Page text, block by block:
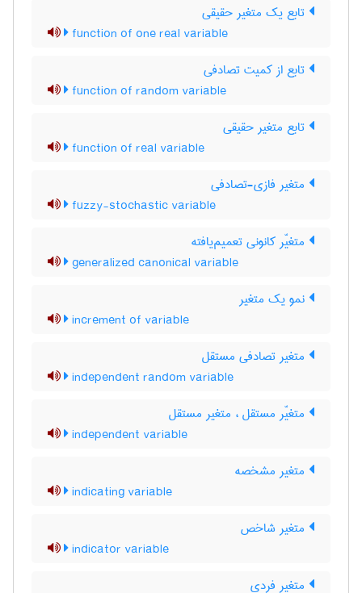
تابع یک متغیر حقیقی
function of one real variable
تابع از کمیت تصادفی
function of random variable
تابع متغیر حقیقی
function of real variable
متغیر فازی-تصادفی
fuzzy-stochastic variable
متغیّر کانونی تعمیم‌یافته
generalized canonical variable
نمو یک متغیر
increment of variable
متغیر تصادفی مستقل
independent random variable
متغیّر مستقل ، متغیر مستقل
independent variable
متغیر مشخصه
indicating variable
متغیر شاخص
indicator variable
متغیر فردی